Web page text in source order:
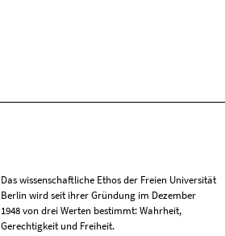
Das wissenschaftliche Ethos der Freien Universität
Berlin wird seit ihrer Gründung im Dezember
1948 von drei Werten bestimmt: Wahrheit,
Gerechtigkeit und Freiheit.